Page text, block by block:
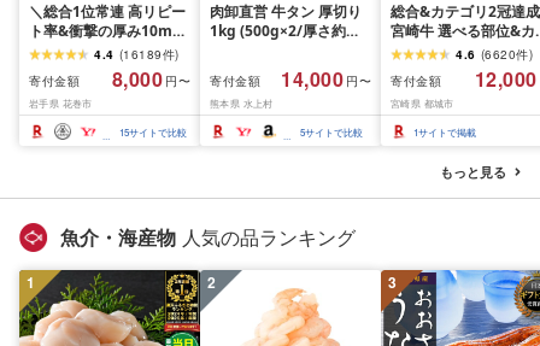
＼総合1位常連 高リピー
ト率&衝撃の厚み10mm
厚切り牛タン 塩味/ ≪ス
ピード発送!!10営業日以
内発送≫ 選べる内容量
500g / 1kg 定期便 毎月
届く 牛肉 肉 BBQ ふるさ
と 人気 ランキング 岩手
4.4 (16189件)
寄付金額
8,000 円〜
岩手県 花巻市
15サイトで比較
肉卸直営 牛タン 厚切り
1kg (500g×2/厚さ約
牛肉 焼肉 冷凍 スライス
業務用 バーベキュー
BBQ おつまみ ギフト お
祝い お中元 夏ギフト
寄付金額 14,000 円〜
熊本県 水上村
5サイトで比較
総合&カテゴリ2冠達
宮崎牛 選べる部位&カ
ト (赤身&霜降り)or(赤
のみ) 500g 1kg 2kg[
送時期が選べる] 牛肉
肉 すき焼き しゃぶし
ぶ ステーキ ギフト お
SKU-N203 [宮崎県都
4.6 (6620件)
寄付金額
12,000
宮崎県 都城市
1サイトで掲載
もっと見る
魚介・海産物 人気の品ランキング
1 2 3